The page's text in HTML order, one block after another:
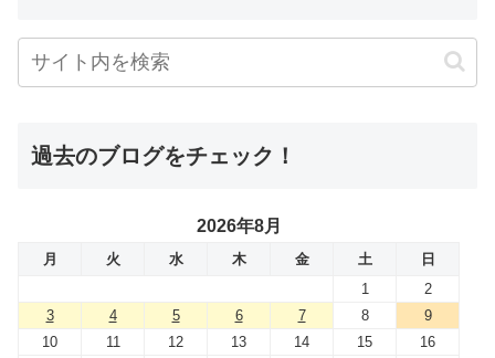
過去のブログをチェック！
2026年8月
月 火 水 木 金 土
日
1
2
3
4 5 6 7 8
9
10
11 12 13 14 15
16